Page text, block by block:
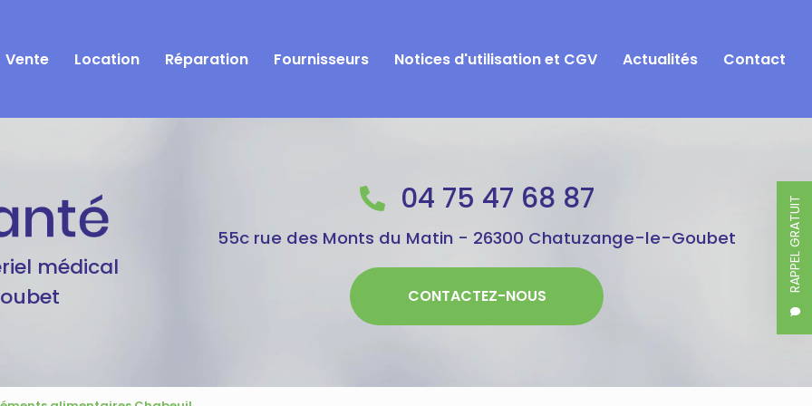
RAPPEL GRATUIT
Vente Location Réparation Fournisseurs Notices d'utilisation et CGV Actualités Contact
médical
04 75 47 68 87
55c rue des Monts du Matin - 26300 Chatuzange-le-Goubet
CONTACTEZ-NOUS